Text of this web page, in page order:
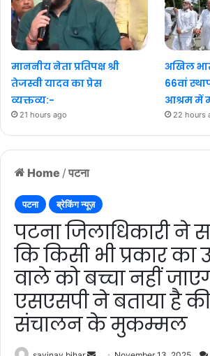
Home / पटना
पटना ब्रेकिंग न्यूज़
पटना जिलाधिकारी ने
कि किसी भी प्रकार का
वाले को बच्चा नहीं
एसएसपी ने बताया है
संचालन के मुकम्मल
माननीय नेता प्रतिपक्ष श्री
तेजस्वी यादव का प्रेस
व्यक्तव्य:-
21 hours ago
अखिल
66वां
आश्रम में
22 hours